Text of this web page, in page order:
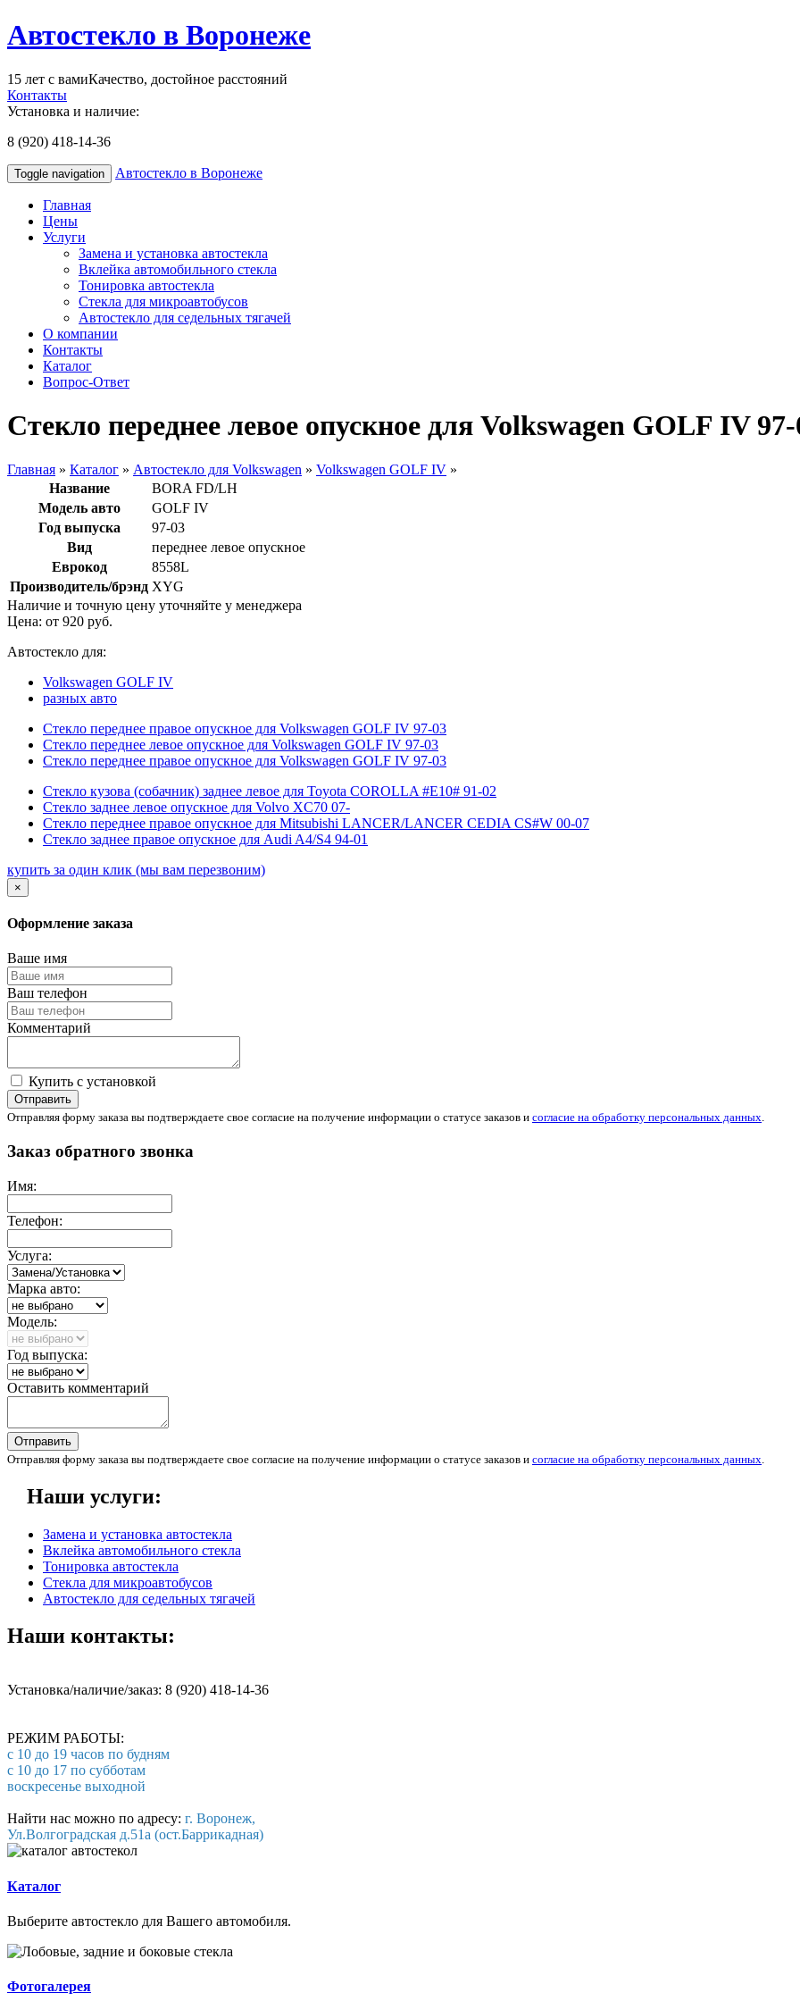
Автостекло в Воронеже
15 лет с вамиКачество, достойное расстояний
Контакты
Установка и наличие:
8 (920) 418-14-36
Toggle navigation Автостекло в Воронеже
Главная
Цены
Услуги
Замена и установка автостекла
Вклейка автомобильного стекла
Тонировка автостекла
Стекла для микроавтобусов
Автостекло для седельных тягачей
О компании
Контакты
Каталог
Вопрос-Ответ
Стекло переднее левое опускное для Volkswagen GOLF IV
Главная » Каталог » Автостекло для Volkswagen » Volkswagen GOLF IV »
Название
BORA FD/LH
Модель авто
GOLF IV
Год выпуска
97-03
Вид
переднее левое опускное
Еврокод
8558L
Производитель/брэнд XYG
Наличие и точную цену уточняйте у менеджера
Цена: от 920 руб.
Автостекло для:
Volkswagen GOLF IV
разных авто
Стекло переднее правое опускное для Volkswagen GOLF IV 97-03
Стекло переднее левое опускное для Volkswagen GOLF IV 97-03
Стекло переднее правое опускное для Volkswagen GOLF IV 97-03
Стекло кузова (собачник) заднее левое для Toyota COROLLA #E10# 91-02
Стекло заднее левое опускное для Volvo XC70 07-
Стекло переднее правое опускное для Mitsubishi LANCER/LANCER CEDIA CS#W 00-07
Стекло заднее правое опускное для Audi A4/S4 94-01
купить за один клик (мы вам перезвоним)
×
Оформление заказа
Ваше имя
Ваш телефон
Комментарий
Купить с установкой
Отправить
Отправляя форму заказа вы подтверждаете свое согласие на получение информации о статусе заказов и согласие на обработку персональных данных.
Заказ обратного звонка
Имя:
Телефон:
Услуга:
Марка авто:
Модель:
Год выпуска:
Оставить комментарий
Отправить
Отправляя форму заказа вы подтверждаете свое согласие на получение информации о статусе заказов и согласие на обработку персональных данных
Наши услуги:
Замена и установка автостекла
Вклейка автомобильного стекла
Тонировка автостекла
Стекла для микроавтобусов
Автостекло для седельных тягачей
Наши контакты:
Установка/наличие/заказ: 8 (920) 418-14-36
РЕЖИМ РАБОТЫ:
с 10 до 19 часов по будням
с 10 до 17 по субботам
воскресенье выходной
Найти нас можно по адресу: г. Воронеж,
Ул.Волгоградская д.51а (ост.Баррикадная)
Каталог
Выберите автостекло для Вашего автомобиля.
Фотогалерея